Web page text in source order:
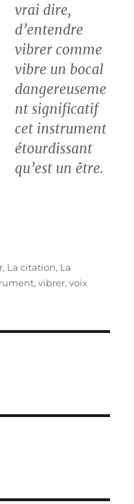
vrai dire,
d’entendre
vibrer comme
vibre un bocal
dangereuseme
nt significatif
cet instrument
étourdissant
qu’est un être.
, La citation, La
,vibrer,voix